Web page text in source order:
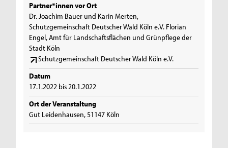
Partner*innen vor Ort
Dr. Joachim Bauer und Karin Merten,
Schutzgemeinschaft Deutscher Wald Köln e.V. Florian
Engel, Amt für Landschaftsflächen und Grünpflege der
Stadt Köln
Schutzgemeinschaft Deutscher Wald Köln e.V.
Datum
17.1.2022 bis 20.1.2022
Ort der Veranstaltung
Gut Leidenhausen, 51147 Köln